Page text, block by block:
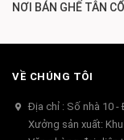
NƠI BÁN GHẾ TÂN
VỀ CHÚNG TÔI
Địa chỉ : Số nhà 10
Xưởng sản xuất: